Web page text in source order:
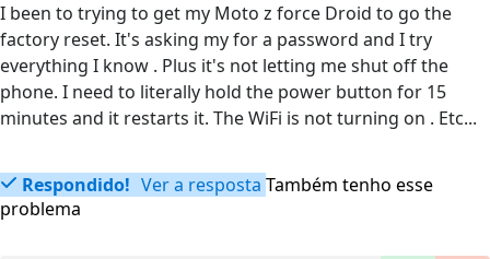
I been to trying to get my Moto z force Droid to go the
factory reset. It's asking my for a password and I try
everything I know . Plus it's not letting me shut off the
phone. I need to literally hold the power button for 15
minutes and it restarts it. The WiFi is not turning on . Etc...
Respondido! Ver a resposta Também tenho esse
problema